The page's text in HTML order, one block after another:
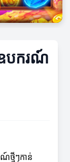
ឧបករណ៍
ថ្មីៗកាន់